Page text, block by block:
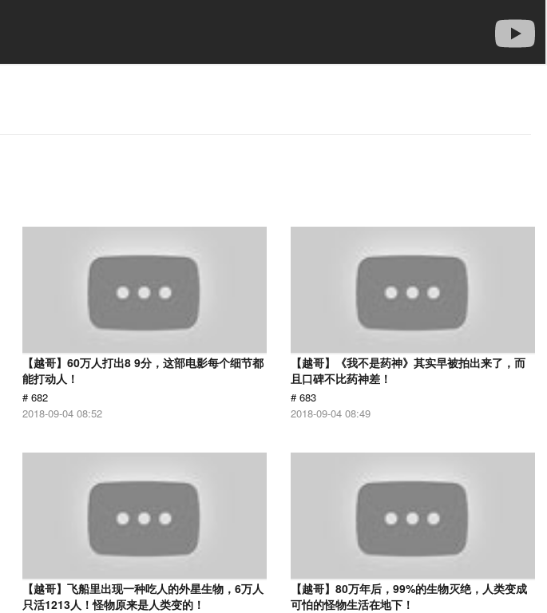
【越哥】60万人打出8 9分，这部电影每个细节都
能打动人！
# 682
2018-09-04 08:52
【越哥】《我不是药神》其实早被拍出来了，而
且口碑不比药神差！
# 683
2018-09-04 08:49
【越哥】飞船里出现一种吃人的外星生物，6万人
只活1213人！怪物原来是人类变的！
【越哥】80万年后，99%的生物灭绝，人类变成
可怕的怪物生活在地下！